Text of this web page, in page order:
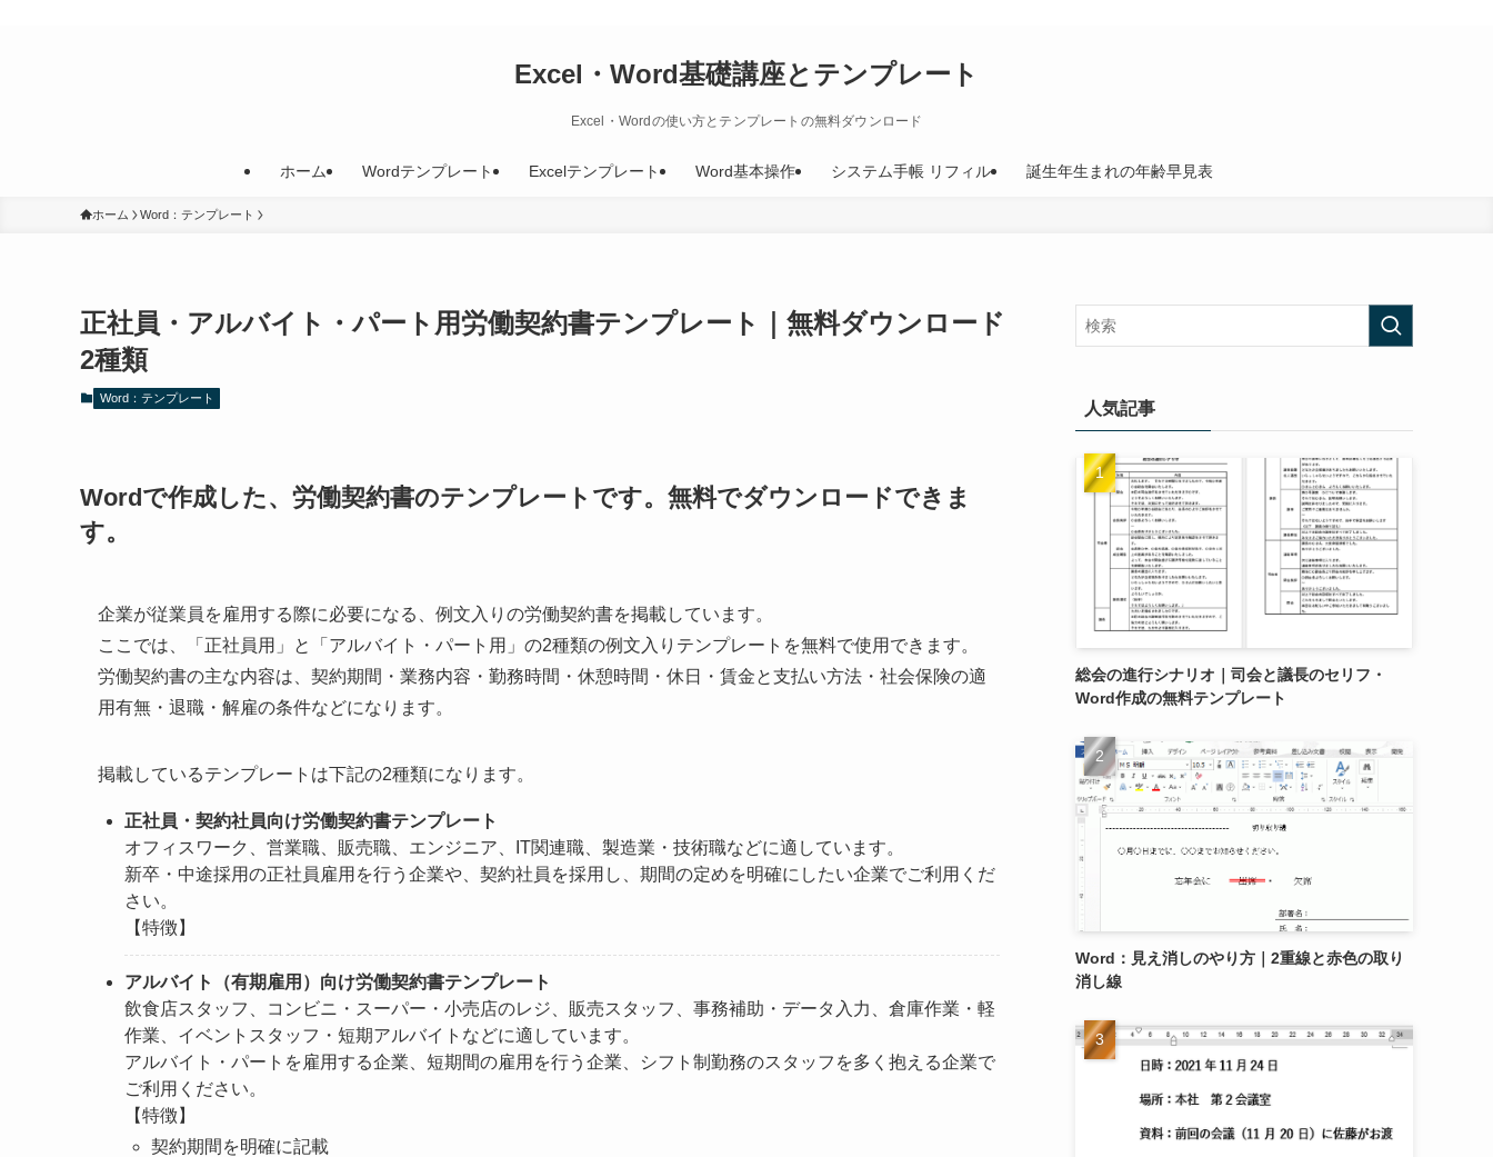
Excel・Word基礎講座とテンプレート
Excel・Wordの使い方とテンプレートの無料ダウンロード
ホーム Wordテンプレート Excelテンプレート Word基本操作 システム手帳 リフィル 誕生年生まれの年齢早見表
ホーム Word：テンプレート
正社員・アルバイト・パート用労働契約書テンプレート｜無料ダウンロード
2種類
Word：テンプレート
Wordで作成した、労働契約書のテンプレートです。無料でダウンロードできま
す。
企業が従業員を雇用する際に必要になる、例文入りの労働契約書を掲載しています。
ここでは、「正社員用」と「アルバイト・パート用」の2種類の例文入りテンプレートを無料で使用できます。
労働契約書の主な内容は、契約期間・業務内容・勤務時間・休憩時間・休日・賃金と支払い方法・社会保険の適
用有無・退職・解雇の条件などになります。
掲載しているテンプレートは下記の2種類になります。
正社員・契約社員向け労働契約書テンプレート
オフィスワーク、営業職、販売職、エンジニア、IT関連職、製造業・技術職などに適しています。
新卒・中途採用の正社員雇用を行う企業や、契約社員を採用し、期間の定めを明確にしたい企業でご利用くだ
さい。
【特徴】
アルバイト（有期雇用）向け労働契約書テンプレート
飲食店スタッフ、コンビニ・スーパー・小売店のレジ、販売スタッフ、事務補助・データ入力、倉庫作業・軽
作業、イベントスタッフ・短期アルバイトなどに適しています。
アルバイト・パートを雇用する企業、短期間の雇用を行う企業、シフト制勤務のスタッフを多く抱える企業で
ご利用ください。
【特徴】
契約期間を明確に記載
人気記事
総会の進行シナリオ｜司会と議長のセリフ・
Word作成の無料テンプレート
Word：見え消しのやり方｜2重線と赤色の取り
消し線